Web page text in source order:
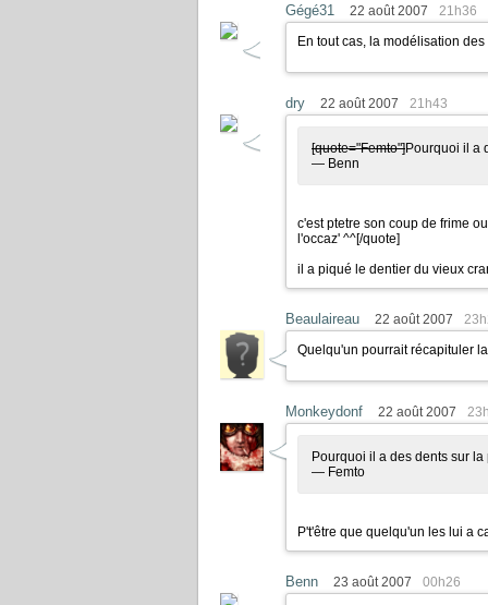
Gégé31 22 août 2007
21h36
En tout cas, la modélisation
dry 22 août 2007 21h43
[quote="Femto"]Pourquoi il a
— Benn
c'est ptetre son coup de frime
l'occaz' ^^[/quote]
il a piqué le dentier du vieux
Beaulaireau 22 août 2007
Quelqu'un pourrait récapituler
Monkeydonf 22 août 2007
Pourquoi il a des dents sur
— Femto
P't'être que quelqu'un les lui a
Benn 23 août 2007 00h26